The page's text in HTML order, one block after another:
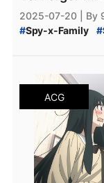
# SPYxFAMILY_งด
#SPYxFAMILY_ผู้เ
#สปอยล์
2025-07-20
| By
#Spy-x-Family #
สปายแฟมิลี่_120
SPY_x_Family_อ่
MANGA_Plus #
สายลับ #การ์ตูน
Bilbili # bilibili
สปาย_x_แฟมิลี่
ACG